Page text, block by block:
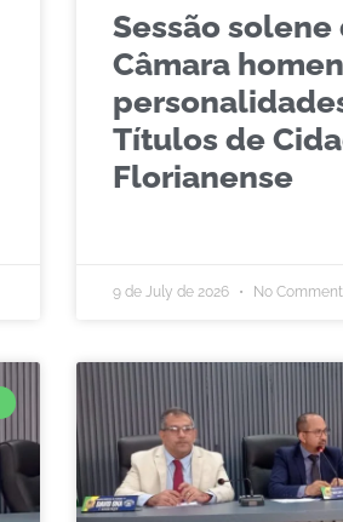
Sessão solene
Câmara
Títulos de
Florianense
9 de July de 2026 No